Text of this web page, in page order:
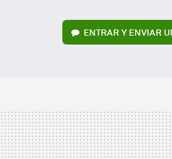
ENTRAR Y ENVIAR